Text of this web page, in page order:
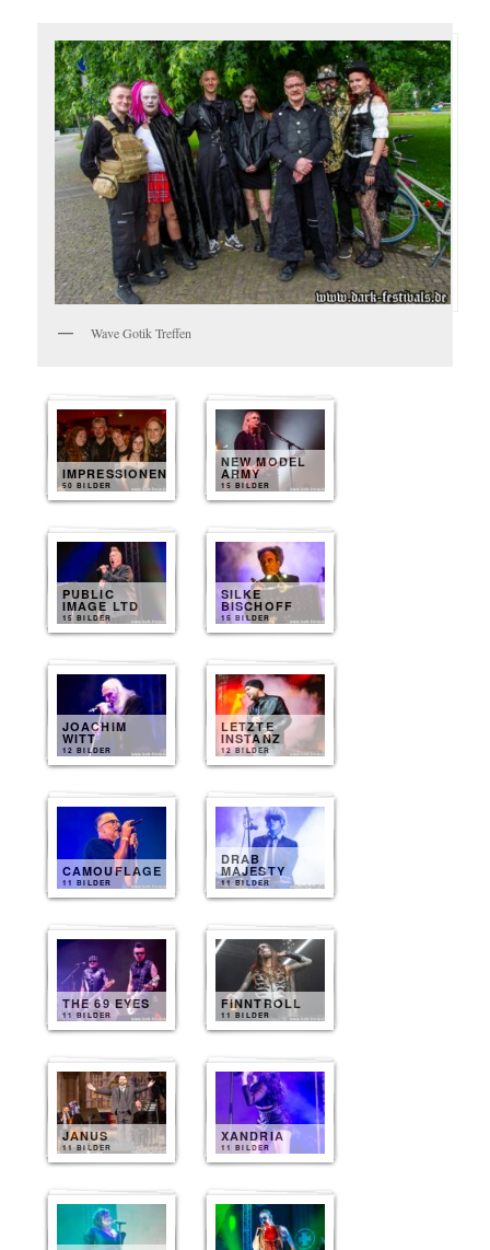
Wave Gotik Treffen
IMPRESSIONEN
50 BILDER
NEW MODEL
ARMY
15 BILDER
PUBLIC
IMAGE LTD
15 BILDER
SILKE
BISCHOFF
15 BILDER
JOACHIM
WITT
12 BILDER
LETZTE
INSTANZ
12 BILDER
CAMOUFLAGE
11 BILDER
DRAB
MAJESTY
11 BILDER
THE 69 EYES
11 BILDER
FINNTROLL
11 BILDER
JANUS
11 BILDER
XANDRIA
11 BILDER